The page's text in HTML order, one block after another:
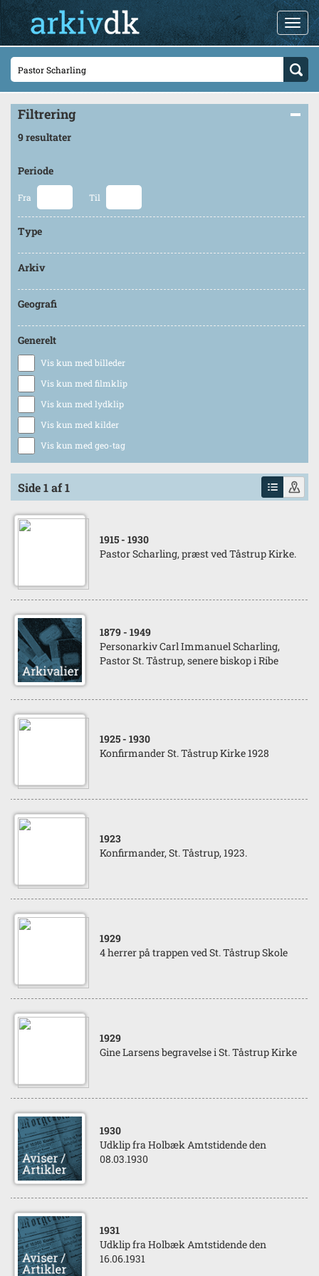
Filtrering
9 resultater
Periode
Fra Til
Type
Arkiv
Geografi
Generelt
Vis kun med billeder
Vis kun med filmklip
Vis kun med lydklip
Vis kun med kilder
Vis kun med geo-tag
Side 1 af 1
1915 - 1930
Pastor Scharling, præst ved Tåstrup Kirke.
1879 - 1949
Personarkiv Carl Immanuel Scharling,
Pastor St. Tåstrup, senere biskop i Ribe
1925 - 1930
Konfirmander St. Tåstrup Kirke 1928
1923
Konfirmander, St. Tåstrup, 1923.
1929
4 herrer på trappen ved St. Tåstrup Skole
1929
Gine Larsens begravelse i St. Tåstrup Kirke
1930
Udklip fra Holbæk Amtstidende den
08.03.1930
1931
Udklip fra Holbæk Amtstidende den
16.06.1931